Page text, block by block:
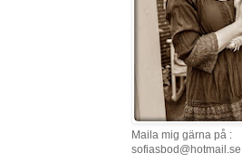
Maila mig gärna på :
sofiasbod@hotmail.se